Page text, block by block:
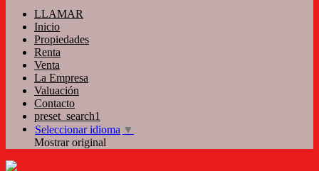
LLAMAR
Inicio
Propiedades
Renta
Venta
La Empresa
Valuación
Contacto
preset_search1
Seleccionar idioma ▼
Mostrar original